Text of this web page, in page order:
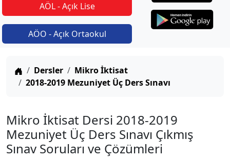
AÖL - Açık Lise
AÖO - Açık Ortaokul
Anasayfa
Dersler
Mikro İktisat
2018-2019 Mezuniyet Üç Ders Sınavı
Mikro İktisat Dersi 2018-2019
Mezuniyet Üç Ders Sınavı Çıkmış
Sınav Soruları ve Çözümleri